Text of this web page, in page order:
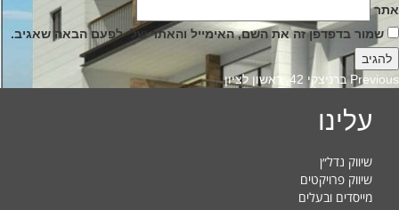
אתר
שמור בדפדפן זה את השם, האימייל והאתר שלי לפעם הבאה שאגיב.
Previous
Previous
ברניצקי 42, ראשון לציון
עלינו
שיווק נדל״ן
שיווק פרויקטים
מייסדים ובעלים